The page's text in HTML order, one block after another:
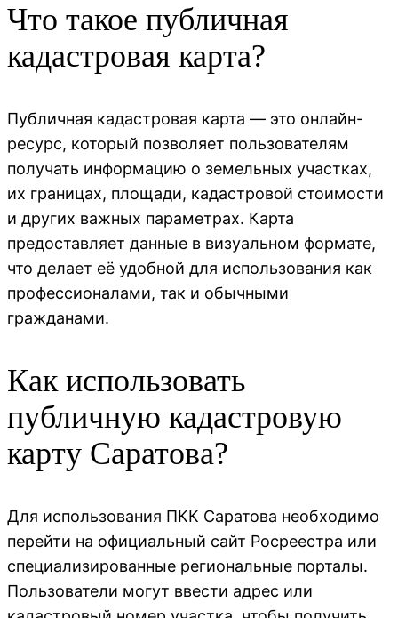
Что такое публичная
кадастровая карта?
Публичная кадастровая карта — это онлайн-
ресурс, который позволяет пользователям
получать информацию о земельных участках,
их границах, площади, кадастровой стоимости
и других важных параметрах. Карта
предоставляет данные в визуальном формате,
что делает её удобной для использования как
профессионалами, так и обычными
гражданами.
Как использовать
публичную кадастровую
карту Саратова?
Для использования ПКК Саратова необходимо
перейти на официальный сайт Росреестра или
специализированные региональные порталы.
Пользователи могут ввести адрес или